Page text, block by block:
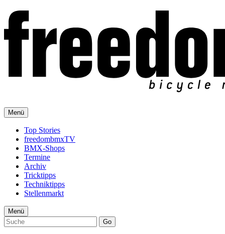
Menü
Top Stories
freedombmxTV
BMX-Shops
Termine
Archiv
Tricktipps
Techniktipps
Stellenmarkt
Menü
Go